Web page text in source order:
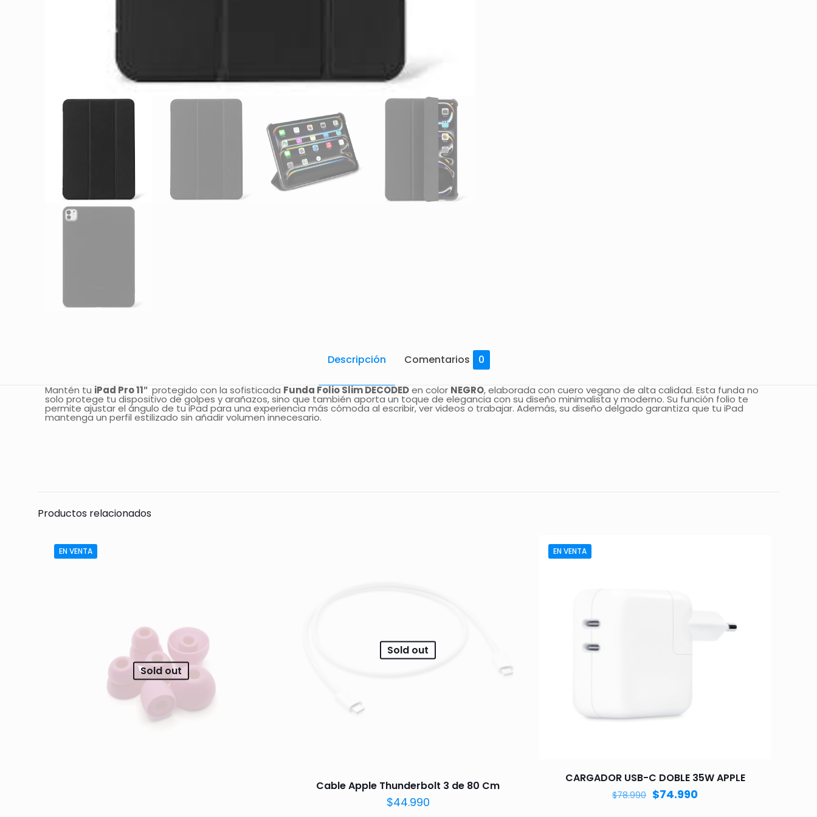
Descripción Comentarios 0
Mantén tu iPad Pro 11″ protegido con la sofisticada Funda Folio Slim DECODEDen color NEGRO, elaborada con cuero vegano de alta calidad. Esta funda no
solo protege tu dispositivo de golpes y arañazos, sino que también aporta un toque de elegancia con su diseño minimalista y moderno. Su función folio te
permite ajustar el ángulo de tu iPad para una experiencia más cómoda al escribir, ver videos o trabajar. Además, su diseño delgado garantiza que tu iPad
mantenga un perfil estilizado sin añadir volumen innecesario.
Productos relacionados
EN VENTA
Sold out
Sold out
Cable Apple Thunderbolt 3 de 80 Cm
$44.990
EN VENTA
CARGADOR USB-C DOBLE 35W APPLE
$78.990 $74.990